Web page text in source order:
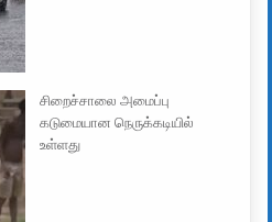
சிறைச்சாலை அமைப்பு
கடுமையான நெருக்கடியில்
உள்ளது